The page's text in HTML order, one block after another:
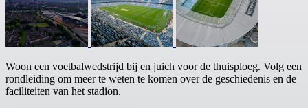
Woon een voetbalwedstrijd bij en juich voor de thuisploeg. Volg een
rondleiding om meer te weten te komen over de geschiedenis en de
faciliteiten van het stadion.